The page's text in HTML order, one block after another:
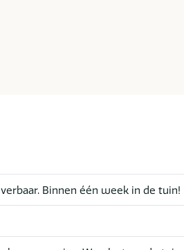
Binnen één week in de tuin!